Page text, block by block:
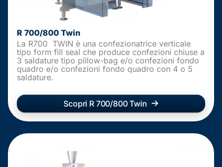
R 700/800 Twin
La R700 TWIN è una confezionatrice verticale
tipo form fill seal che produce confezioni chiuse a
3 saldature tipo pillow-bag e/o confezioni fondo
quadro e/o confezioni fondo quadro con 4 o 5
saldature.
Scopri R 700/800 Twin